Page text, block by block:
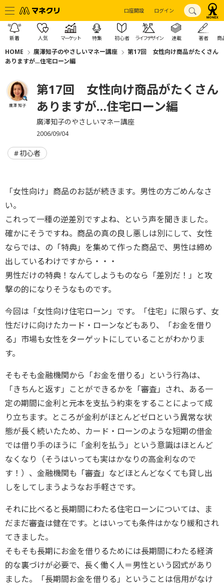
口座開設 ログイン
新着 人気 マーケット 特集 初心者 ライフデザイン 連載 著者 商
HOME 廣澤知子のやさしいマネー講座
第17回 女性向け商品がたくさん
ありますが…住宅ローン編
廣澤 知子
第17回 女性向け商品がたくさん
ありますが…住宅ローン編
廣澤知子のやさしいマネー講座
2006/09/04
初心者
「女性向け」商品のお話が続きます。男性の方ごめんなさ
い。
これって一種の逆差別ですよね、という声を聞きました。
確かにそうですね。商品の真の良し悪しは別にして、女性
ならでは、の「特典」を集めて作った商品で、男性は締め
出しているわけですから・・・
男性だけの特典！なんてしようものなら「差別だ！」と攻
撃の的になりそうなものです。
今回は「女性向け住宅ローン」です。「住宅」に限らず、女
性だけに向けたカード・ローンなどもあり、「お金を借り
る」市場も女性をターゲットにしていることがわかりま
す。
そもそも金融機関から「お金を借りる」という行為は、
「きちんと返す」ことができるかを「審査」され、ある一
定の期間に金利と元本を支払う約束をすることによって成
り立ちます。ところが金利がほとんどゼロという異常な状
態が長く続いたため、カード・ローンのような短期の借金
では借り手のほうに「金利を払う」という意識はほとんど
なくなり（そうはいっても実はかなりの高金利なので
す！）、金融機関も「審査」などほとんどなくても貸し出
しをしてしまうようなお手軽さです。
それに比べると長期間にわたる住宅ローンについては、ま
だまだ審査は健在です。とはいっても条件はかなり緩和され
てきました。
そもそも長期にお金を借りるためには長期間にわたる経済
的な裏づけが必要で、長く働く人＝男性という図式があり
ました。「長期間お金を借りる」ということは信用がなけ